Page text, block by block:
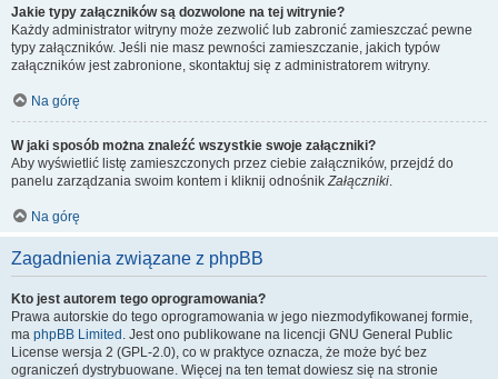
Jakie typy załączników są dozwolone na tej witrynie?
Każdy administrator witryny może zezwolić lub zabronić zamieszczać pewne
typy załączników. Jeśli nie masz pewności zamieszczanie, jakich typów
załączników jest zabronione, skontaktuj się z administratorem witryny.
Na górę
W jaki sposób można znaleźć wszystkie swoje załączniki?
Aby wyświetlić listę zamieszczonych przez ciebie załączników, przejdź do
panelu zarządzania swoim kontem i kliknij odnośnikZałączniki.
Na górę
Zagadnienia związane z phpBB
Kto jest autorem tego oprogramowania?
Prawa autorskie do tego oprogramowania w jego niezmodyfikowanej formie,
ma phpBB Limited . Jest ono publikowane na licencji GNU General Public
License wersja 2 (GPL-2.0), co w praktyce oznacza, że może być bez
ograniczeń dystrybuowane. Więcej na ten temat dowiesz się na stronie